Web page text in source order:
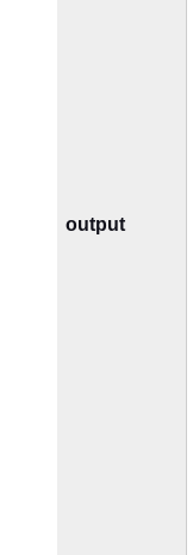
output